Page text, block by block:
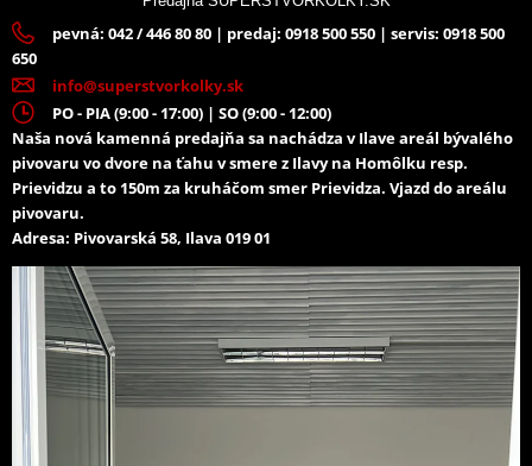
pevná: 042 / 446 80 80 | predaj: 0918 500 550 | servis: 0918 500
650
info@superstvorkolky.sk
PO - PIA (9:00 - 17:00) | SO (9:00 - 12:00)
Naša nová kamenná predajňa sa nachádza v Ilave areál bývalého
pivovaru vo dvore na ťahu v smere z Ilavy na Homôlku resp.
Prievidzu a to 150m za kruháčom smer Prievidza. Vjazd do areálu
pivovaru.
Adresa: Pivovarská 58, Ilava 019 01